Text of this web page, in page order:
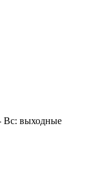
Вс: выходные